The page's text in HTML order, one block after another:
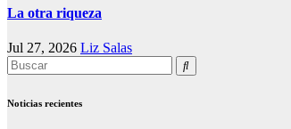
La otra riqueza
Jul 27, 2026 Liz Salas
Noticias recientes